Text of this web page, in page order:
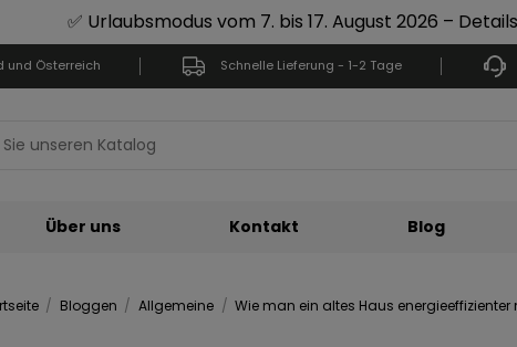
✅ Urlaubsmodus vom 7. bis 17. August 2026 – Details
und Österreich Schnelle Lieferung - 1-2 Tage
Über uns Kontakt Blog
Bloggen Allgemeine Wie man ein altes Haus